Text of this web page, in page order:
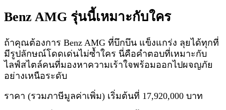
Benz AMG รุ่นนี้เหมาะกับใคร
ถ้าคุณต้องการ Benz AMG ที่บึกบึน แข็งแกร่ง ลุยได้ทุกที่
มีรูปลักษณ์โดดเด่นไม่ซ้ำใคร นี่คือคำตอบที่เหมาะกับ
ไลฟ์สไตล์คนที่มองหาความเร้าใจพร้อมออกไปผจญภัย
อย่างเหนือระดับ
ราคา (รวมภาษีมูลค่าเพิ่ม) เริ่มต้นที่ 17,920,000 บาท